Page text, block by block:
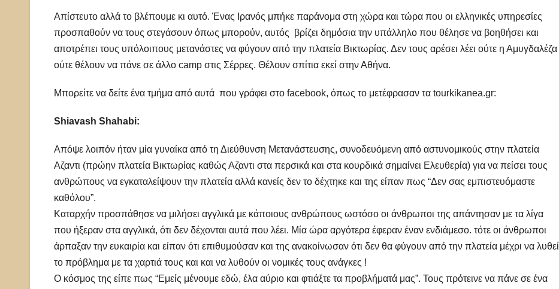
Απίστευτο αλλά το βλέπουμε κι αυτό. Ένας Ιρανός μπήκε παράνομα στη χώρα και τώρα που οι ελληνικές υπηρεσίες
προσπαθούν να τους στεγάσουν όπως μπορούν, αυτός βρίζει δημόσια την υπάλληλο που θέλησε να βοηθήσει και
αποτρέπει τους υπόλοιπους μετανάστες να φύγουν από την πλατεία Βικτωρίας. Δεν τους αρέσει λέει ούτε η Αμυγδαλέζα
ούτε θέλουν να πάνε σε άλλο camp στις Σέρρες. Θέλουν σπίτια εκεί στην Αθήνα.
Μπορείτε να δείτε ένα τμήμα από αυτά που γράφει στο facebook, όπως το μετέφρασαν τα tourkikanea.gr:
Shiavash Shahabi:
Απόψε λοιπόν ήταν μία γυναίκα από τη Διεύθυνση Μετανάστευσης, συνοδευόμενη από αστυνομικούς στην πλατεία
Αζαντι (πρώην πλατεία Βικτωρίας καθώς Αζαντι στα περσικά και στα κουρδικά σημαίνει Ελευθερία) για να πείσει τους
ανθρώπους να εγκαταλείψουν την πλατεία αλλά κανείς δεν το δέχτηκε και της είπαν πως “Δεν σας εμπιστευόμαστε
καθόλου”.
Καταρχήν προσπάθησε να μιλήσει αγγλικά με κάποιους ανθρώπους ωστόσο οι άνθρωποι της απάντησαν με τα λίγα
που ήξεραν στα αγγλικά, ότι δεν δέχονται αυτά που λέει. Μία ώρα αργότερα έφεραν έναν ενδιάμεσο. τότε οι άνθρωποι
άρπαξαν την ευκαιρία και είπαν ότι επιθυμούσαν και της ανακοίνωσαν ότι δεν θα φύγουν από την πλατεία μέχρι να λυθεί
το πρόβλημα με τα χαρτιά τους και και να λυθούν οι νομικές τους ανάγκες !
Ο κόσμος της είπε πως “Εμείς μένουμε εδώ, έλα αύριο και φτιάξτε τα προβλήματά μας”. Τους πρότεινε να πάνε σε ένα